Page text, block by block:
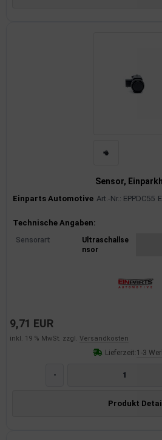
Sensor,
Einparts Automotive Art.-Nr.: EPPDC55
Produktinformationen
Technische Angaben:
Sensorart
Ultraschallse
nsor
9,71 EUR
inkl. 19 % MwSt. zzgl. Versandkosten
Lieferzeit:1-3
-
Produkt